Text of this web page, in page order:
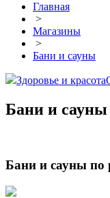
Главная
>
Магазины
>
Бани и сауны
Здоровье и красота
Бани и
Бани и сауны